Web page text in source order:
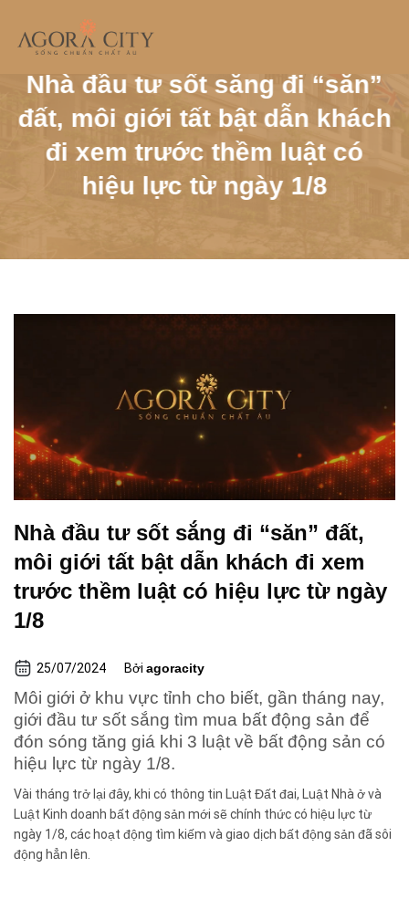
content
TRANG CHỦ / TIN TỨC /
Nhà đầu tư sốt sắng đi “săn”
đất, môi giới tất bật dẫn khách
đi xem trước thềm luật có
hiệu lực từ ngày 1/8
Nhà đầu tư sốt sắng đi “săn” đất,
môi giới tất bật dẫn khách đi xem
trước thềm luật có hiệu lực từ ngày
1/8
25/07/2024 Bởi agoracity
Môi giới ở khu vực tỉnh cho biết, gần tháng nay,
giới đầu tư sốt sắng tìm mua bất động sản để
đón sóng tăng giá khi 3 luật về bất động sản có
hiệu lực từ ngày 1/8.
Vài tháng trở lại đây, khi có thông tin Luật Đất đai, Luật Nhà ở và
Luật Kinh doanh bất động sản mới sẽ chính thức có hiệu lực từ
ngày 1/8, các hoạt động tìm kiếm và giao dịch bất động sản đã sôi
động hẳn lên.